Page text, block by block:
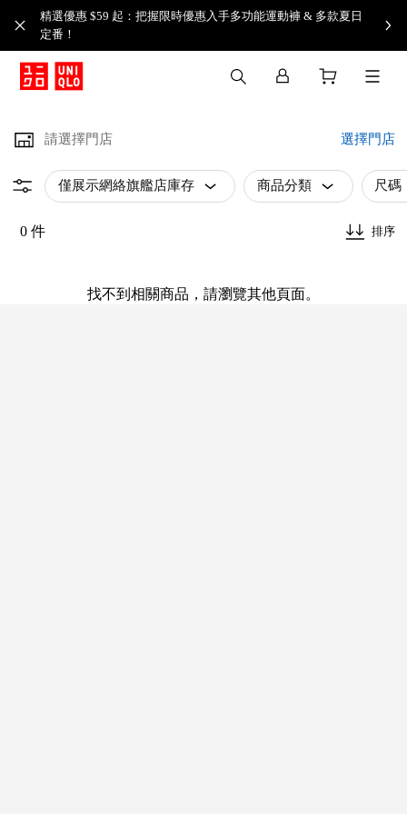
精選優惠 $59 起：把握限時優惠入手多功能運動褲 & 多款夏日
定番！​
請選擇門店 選擇門店
僅展示網絡旗艦店庫存 商品分類 尺碼
0 件 排序
找不到相關商品，請瀏覽其他頁面。